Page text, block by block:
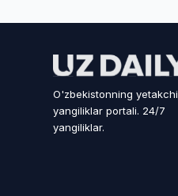
O'zbekistonning yetakchi
yangiliklar portali. 24/7
yangiliklar.